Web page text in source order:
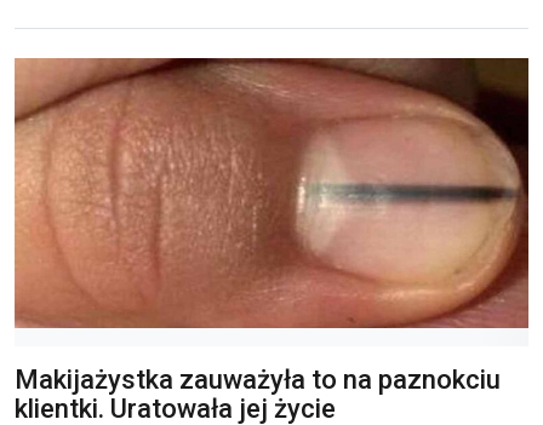
Makijażystka zauważyła to na paznokciu
klientki. Uratowała jej życie